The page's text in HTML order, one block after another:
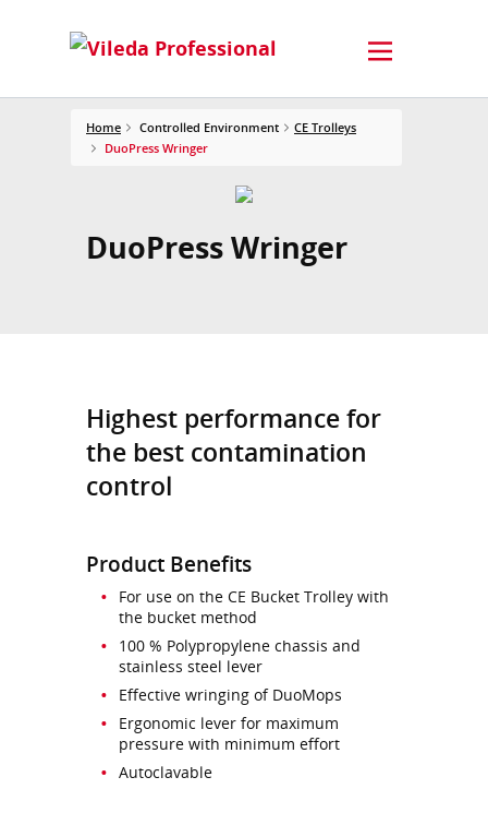
Home Controlled Environment
CE Trolleys
DuoPress Wringer
DuoPress Wringer
Highest performance for
the best contamination
control
Product Benefits
For use on the CE Bucket Trolley with
the bucket method
100 % Polypropylene chassis and
stainless steel lever
Effective wringing of DuoMops
Ergonomic lever for maximum
pressure with minimum effort
Autoclavable